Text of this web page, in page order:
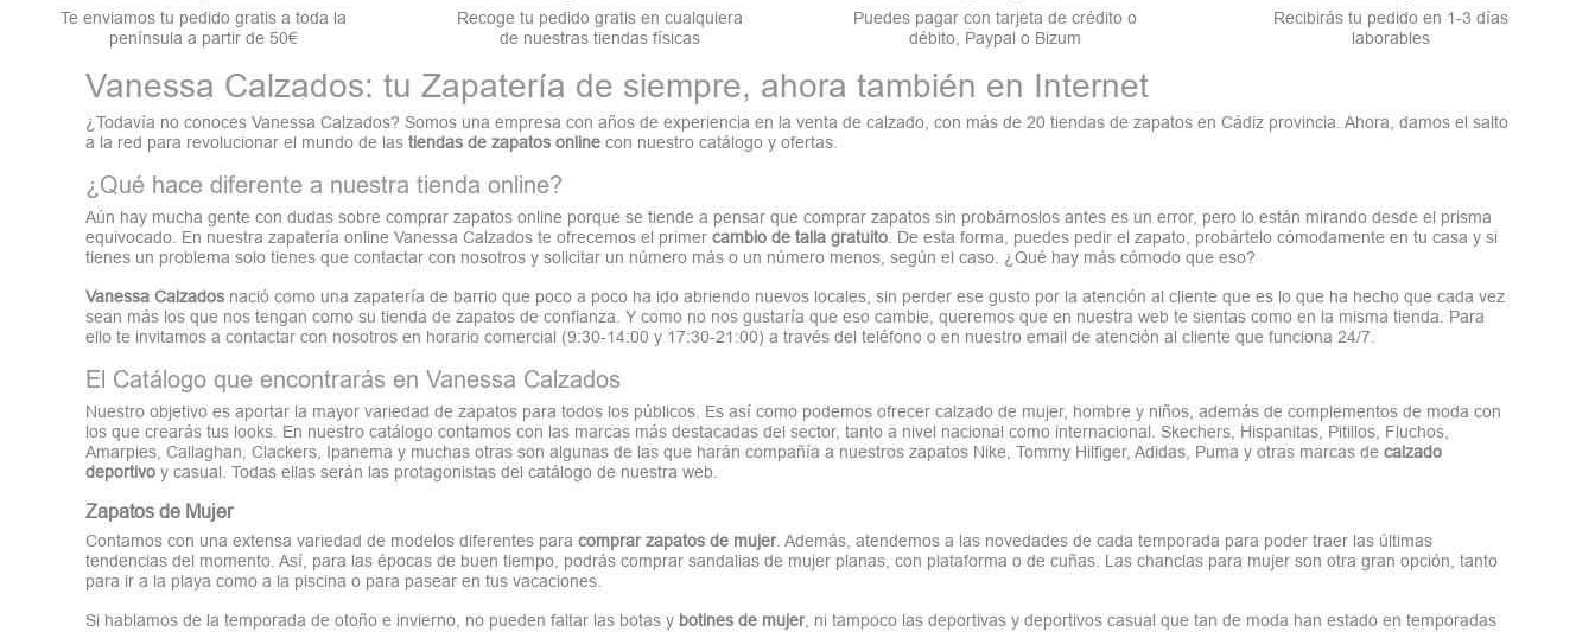
Te enviamos tu pedido gratis a toda la
península a partir de 50€
Recoge tu pedido gratis en cualquiera
de nuestras tiendas físicas
Puedes pagar con tarjeta de crédito o
débito, Paypal o Bizum
Recibirás tu pedido en 1-3 días
laborables
Vanessa Calzados: tu Zapatería de siempre, ahora también en Internet
¿Todavía no conoces Vanessa Calzados? Somos una empresa con años de experiencia en la venta de calzado, con más de 20 tiendas de zapatos en Cádiz provincia. Ahora, damos el salto
a la red para revolucionar el mundo de las tiendas de zapatos onlinecon nuestro catálogo y ofertas.
¿Qué hace diferente a nuestra tienda online?
Aún hay mucha gente con dudas sobre comprar zapatos online porque se tiende a pensar que comprar zapatos sin probárnoslos antes es un error, pero lo están mirando desde el prisma
equivocado. En nuestra zapatería online Vanessa Calzados te ofrecemos el primer cambio de talla gratuito. De esta forma, puedes pedir el zapato, probártelo cómodamente en tu casa y si
tienes un problema solo tienes que contactar con nosotros y solicitar un número más o un número menos, según el caso. ¿Qué hay más cómodo que eso?
Vanessa Calzadosnació como una zapatería de barrio que poco a poco ha ido abriendo nuevos locales, sin perder ese gusto por la atención al cliente que es lo que ha hecho que cada vez
sean más los que nos tengan como su tienda de zapatos de confianza. Y como no nos gustaría que eso cambie, queremos que en nuestra web te sientas como en la misma tienda. Para
ello te invitamos a contactar con nosotros en horario comercial (9:30-14:00 y 17:30-21:00) a través del teléfono o en nuestro email de atención al cliente que funciona 24/7.
El Catálogo que encontrarás en Vanessa Calzados
Nuestro objetivo es aportar la mayor variedad de zapatos para todos los públicos. Es así como podemos ofrecer calzado de mujer, hombre y niños, además de complementos de moda con
los que crearás tus looks. En nuestro catálogo contamos con las marcas más destacadas del sector, tanto a nivel nacional como internacional. Skechers, Hispanitas, Pitillos, Fluchos,
Amarpies, Callaghan, Clackers, Ipanema y muchas otras son algunas de las que harán compañía a nuestros zapatos Nike, Tommy Hilfiger, Adidas, Puma y otras marcas de calzado
deportivoy casual. Todas ellas serán las protagonistas del catálogo de nuestra web.
Zapatos de Mujer
Contamos con una extensa variedad de modelos diferentes para comprar zapatos de mujer. Además, atendemos a las novedades de cada temporada para poder traer las últimas
tendencias del momento. Así, para las épocas de buen tiempo, podrás comprar sandalias de mujer planas, con plataforma o de cuñas. Las chanclas para mujer son otra gran opción, tanto
para ir a la playa como a la piscina o para pasear en tus vacaciones.
Si hablamos de la temporada de otoño e invierno, no pueden faltar las botas y botines de mujer, ni tampoco las deportivas y deportivos casual que tan de moda han estado en temporadas